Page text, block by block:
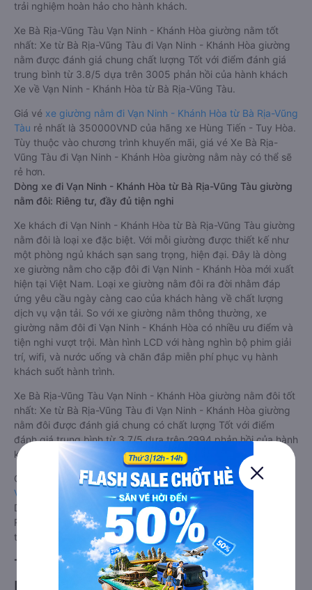
trải nghiệm hoàn hảo cho hành khách.
Xe Bà Rịa-Vũng Tàu Vạn Ninh - Khánh Hòa giường nằm tốt
nhất: Xe từ Bà Rịa-Vũng Tàu đi Vạn Ninh - Khánh Hòa giường
nằm được đánh giá chung chất lượng Tốt với điểm đánh giá
trung bình từ 3.8/5 dựa trên 3005 phản hồi của hành khách
Xe về Vạn Ninh - Khánh Hòa từ Bà Rịa-Vũng Tàu.
Giá vé xe giường nằm đi Vạn Ninh - Khánh Hòa từ Bà Rịa-Vũng
Tàu rẻ nhất là 350000VND của hãng xe Hùng Tiến - Tuy Hòa.
Tùy thuộc vào chương trình khuyến mãi, giá vé Xe Bà Rịa-
Vũng Tàu đi Vạn Ninh - Khánh Hòa giường nằm này có thể sẽ
rẻ hơn.
Dòng xe đi Vạn Ninh - Khánh Hòa từ Bà Rịa-Vũng Tàu giường
nằm đôi: Riêng tư, đầy đủ tiện nghi
Xe khách đi Vạn Ninh - Khánh Hòa từ Bà Rịa-Vũng Tàu giường
nằm đôi là loại xe đặc biệt. Với mỗi giường được thiết kế như
một phòng ngủ khách sạn sang trọng, hiện đại. Đây là dòng
xe giường nằm cho cặp đôi đi Vạn Ninh - Khánh Hòa mới xuất
hiện tại Việt Nam. Loại xe giường nằm đôi ra đời nhằm đáp
ứng yêu cầu ngày càng cao của khách hàng về chất lượng
dịch vụ vận tải. So với xe giường nằm thông thường, xe
giường nằm đôi đi Vạn Ninh - Khánh Hòa có nhiều ưu điểm và
tiện nghi vượt trội. Màn hình LCD với hàng nghìn bộ phim giải
trí, wifi, và nước uống và chăn đắp miễn phí phục vụ hành
khách suốt hành trình.
Xe Bà Rịa-Vũng Tàu Vạn Ninh - Khánh Hòa giường nằm đôi tốt
nhất: Xe từ Bà Rịa-Vũng Tàu đi Vạn Ninh - Khánh Hòa giường
nằm đôi được đánh giá chung có chất lượng Tốt với điểm
đánh giá trung bình từ 3.7/5 dựa trên 2994 phản hồi của hành
khách Xe về Vạn Ninh - Khánh Hòa từ Bà Rịa-Vũng Tàu.
Giá vé
xe giường nằm đôi đi Vạn Ninh - Khánh Hòa từ Bà Rịa-
Vũng Tàu
rẻ nhất là 450000VND của hãng xe Tân Quang
Dũng. Tùy thuộc vào chương trình khuyến mãi, giá vé Xe Bà
Rịa-Vũng Tàu đi Vạn Ninh - Khánh Hòa giường nằm đôi này có
thể sẽ rẻ hơn.
Tư vấn TOP 2 xe khách đi Vạn Ninh -
Khánh Hòa từ Bà Rịa-Vũng Tàu chất